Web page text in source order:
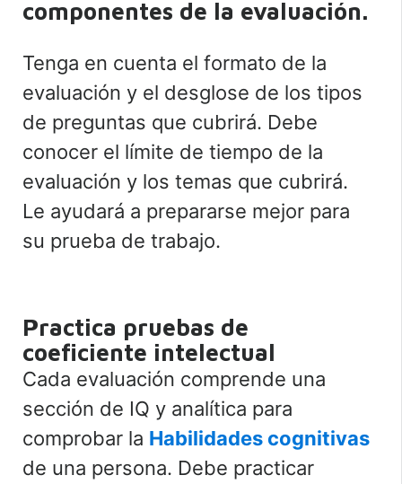
componentes de la evaluación.
Tenga en cuenta el formato de la
evaluación y el desglose de los tipos
de preguntas que cubrirá. Debe
conocer el límite de tiempo de la
evaluación y los temas que cubrirá.
Le ayudará a prepararse mejor para
su prueba de trabajo.
Practica pruebas de
coeficiente intelectual
Cada evaluación comprende una
sección de IQ y analítica para
comprobar la Habilidades cognitivas
de una persona. Debe practicar